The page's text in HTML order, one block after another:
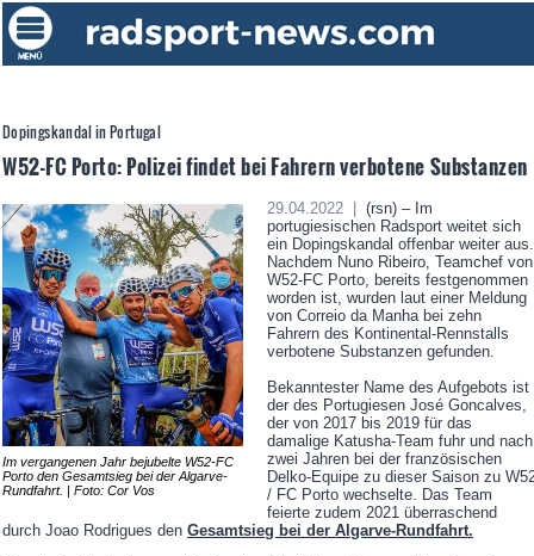
Dopingskandal in Portugal
W52-FC Porto: Polizei findet bei Fahrern verbotene Substanzen
Im vergangenen Jahr bejubelte W52-FC
Porto den Gesamtsieg bei der Algarve-
Rundfahrt. | Foto: Cor Vos
29.04.2022 |
(rsn) – Im
portugiesischen Radsport weitet sich
ein Dopingskandal offenbar weiter aus.
Nachdem Nuno Ribeiro, Teamchef von
W52-FC Porto, bereits festgenommen
worden ist, wurden laut einer Meldung
von Correio da Manha bei zehn
Fahrern des Kontinental-Rennstalls
verbotene Substanzen gefunden.
Bekanntester Name des Aufgebots ist
der des Portugiesen José Goncalves,
der von 2017 bis 2019 für das
damalige Katusha-Team fuhr und nach
zwei Jahren bei der französischen
Delko-Equipe zu dieser Saison zu W5
/ FC Porto wechselte. Das Team
feierte zudem 2021 überraschend
durch Joao Rodrigues den Gesamtsieg bei der Algarve-Rundfahrt.